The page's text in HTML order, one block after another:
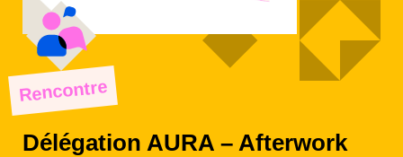
Rencontre
Délégation AURA – Afterwork